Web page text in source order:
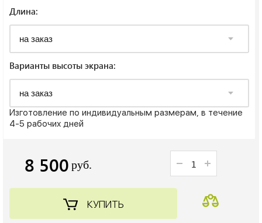
Длина:
Варианты высоты экрана:
Изготовление по индивидуальным размерам, в течение
4-5 рабочих дней
8 500 руб.
КУПИТЬ